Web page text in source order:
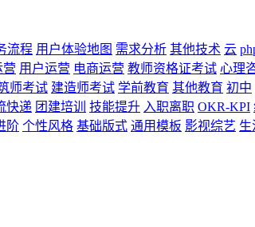
流程 用户体验地图 需求分析 其他技术 云
营 用户运营 电商运营 教师资格证考试 心理
师考试 建造师考试 学前教育 其他教育 初中
快递 团建培训 技能提升 入职离职 OKR-KPI
阶 个性风格 基础版式 通用模板 影视综艺 生